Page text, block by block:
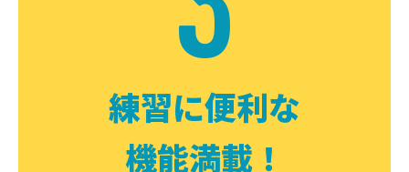
練習に便利な
機能満載！